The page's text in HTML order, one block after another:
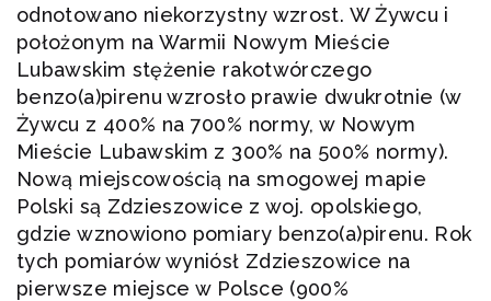
odnotowano niekorzystny wzrost. W Żywcu i
położonym na Warmii Nowym Mieście
Lubawskim stężenie rakotwórczego
benzo(a)pirenu wzrosło prawie dwukrotnie (w
Żywcu z 400% na 700% normy, w Nowym
Mieście Lubawskim z 300% na 500% normy).
Nową miejscowością na smogowej mapie
Polski są Zdzieszowice z woj. opolskiego,
gdzie wznowiono pomiary benzo(a)pirenu. Rok
tych pomiarów wyniósł Zdzieszowice na
pierwsze miejsce w Polsce (900%